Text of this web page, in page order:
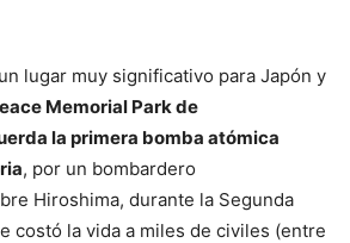
lugar muy significativo para Japón y
Memorial Park de
la primera bomba atómica
, por un bombardero
Hiroshima, durante la Segunda
costó la vida a miles de civiles (entre